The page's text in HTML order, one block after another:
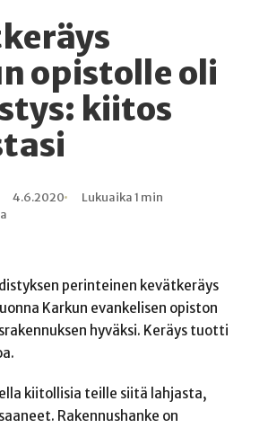
opistolle oli
kiitos
4.6.2020
Lukuaika 1 min
perinteinen kevätkeräys
Karkun evankelisen opiston
hyväksi. Keräys tuotti
kiitollisia teille siitä lahjasta,
Rakennushanke on